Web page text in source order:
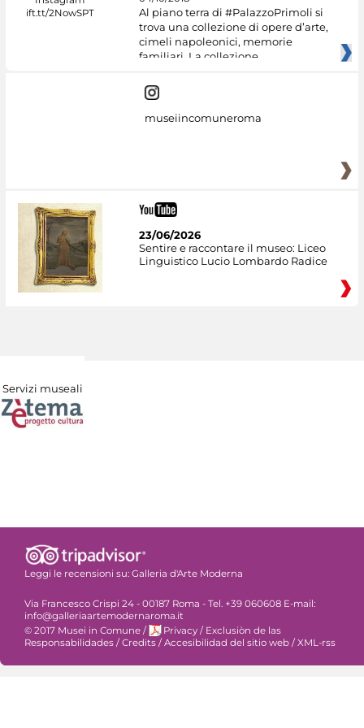
Al piano terra di #PalazzoPrimoli si
trova una collezione di opere d’arte,
cimeli napoleonici, memorie
familiari. La collezione
museiincomuneroma
23/06/2026
Sentire e raccontare il museo: Liceo
Linguistico Lucio Lombardo Radice
Servizi museali
Leggi le recensioni su: Galleria d'Arte Moderna
Via Francesco Crispi 24 - 00187 Roma - Tel. +39 060608 E-mail:
info@galleriaartemodernaroma.it
© 2017 Musei in Comune / Privacy / Exclusiòn de las
Responsabilidades /Credits /Accesibilidad del sitio web /XML-rss